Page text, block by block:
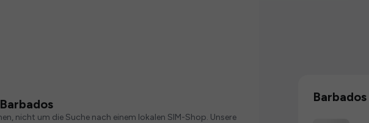
nicht um die Suche nach einem lokalen SIM-Shop. Unsere